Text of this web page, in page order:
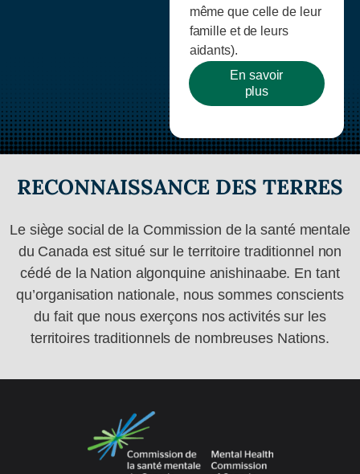
même que celle de leur
famille et de leurs
aidants).
En savoir
plus
RECONNAISSANCE DES TERRES
Le siège social de la Commission de la santé mentale
du Canada est situé sur le territoire traditionnel non
cédé de la Nation algonquine anishinaabe. En tant
qu’organisation nationale, nous sommes conscients
du fait que nous exerçons nos activités sur les
territoires traditionnels de nombreuses Nations.